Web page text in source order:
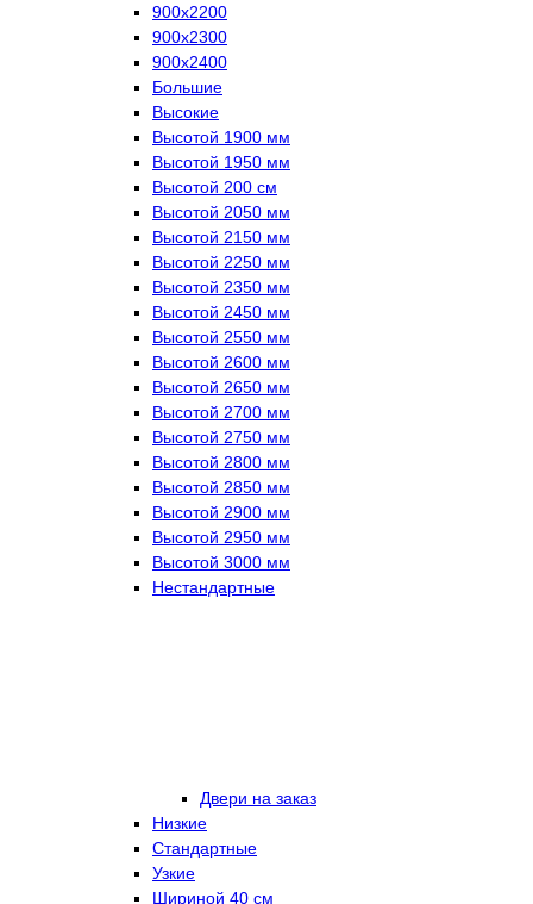
900х2200
900х2300
900х2400
Большие
Высокие
Высотой 1900 мм
Высотой 1950 мм
Высотой 200 см
Высотой 2050 мм
Высотой 2150 мм
Высотой 2250 мм
Высотой 2350 мм
Высотой 2450 мм
Высотой 2550 мм
Высотой 2600 мм
Высотой 2650 мм
Высотой 2700 мм
Высотой 2750 мм
Высотой 2800 мм
Высотой 2850 мм
Высотой 2900 мм
Высотой 2950 мм
Высотой 3000 мм
Нестандартные
Двери на заказ
Низкие
Стандартные
Узкие
Шириной 40 см